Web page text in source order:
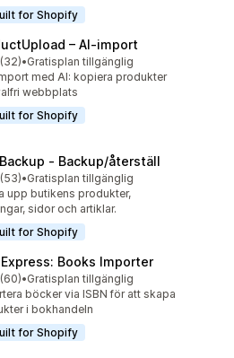
for Shopify
– AI‑import
5 stjärnor
(32) totalt
•Gratisplan tillgänglig
med AI: kopiera produkter
webbplats
for Shopify
‑ Backup/återställ
5 stjärnor
(53) totalt
•Gratisplan tillgänglig
upp butikens produkter,
sidor och artiklar.
for Shopify
Books Importer
5 stjärnor
(60) totalt
•Gratisplan tillgänglig
böcker via ISBN för att skapa
i bokhandeln
for Shopify